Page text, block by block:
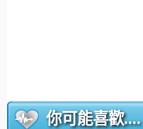
你可能喜歡....